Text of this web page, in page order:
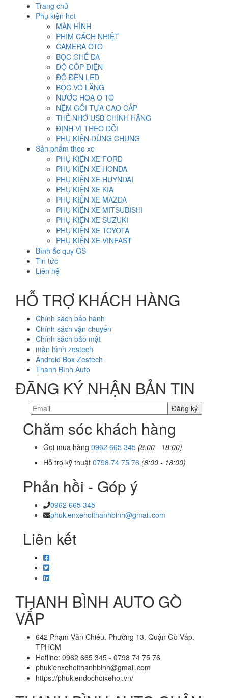
Trang chủ
Phụ kiện hot
MÀN HÌNH
PHIM CÁCH NHIỆT
CAMERA OTO
BỌC GHẾ DA
ĐỘ CỐP ĐIỆN
ĐỘ ĐÈN LED
BỌC VÔ LĂNG
NƯỚC HOA Ô TÔ
NỆM GỐI TỰA CAO CẤP
THẺ NHỚ USB CHÍNH HÃNG
ĐỊNH VỊ THEO DÕI
PHỤ KIỆN DÙNG CHUNG
Sản phẩm theo xe
PHỤ KIỆN XE FORD
PHỤ KIỆN XE HONDA
PHỤ KIỆN XE HUYNDAI
PHỤ KIỆN XE KIA
PHỤ KIỆN XE MAZDA
PHỤ KIỆN XE MITSUBISHI
PHỤ KIỆN XE SUZUKI
PHỤ KIỆN XE TOYOTA
PHỤ KIỆN XE VINFAST
Bình ắc quy GS
Tin tức
Liên hệ
HỖ TRỢ KHÁCH HÀNG
Chính sách bảo hành
Chính sách vận chuyển
Chính sách bảo mật
màn hình zestech
Android Box Zestech
Thanh Bình Auto
ĐĂNG KÝ NHẬN BẢN TIN
Chăm sóc khách hàng
Gọi mua hàng 0962 665 345 (8:00 - 18:00)
Hỗ trợ kỹ thuật 0798 74 75 76 (8:00 - 18:00)
Phản hồi - Góp ý
0962 665 345
phukienxehoithanhbinh@gmail.com
Liên kết
THANH BÌNH AUTO GÒ
VẤP
642 Phạm Văn Chiêu. Phường 13. Quận Gò Vấp.
TPHCM
Hotline: 0962 665 345 - 0798 74 75 76
phukienxehoithanhbinh@gmail.com
https://phukiendochoixehoi.vn/